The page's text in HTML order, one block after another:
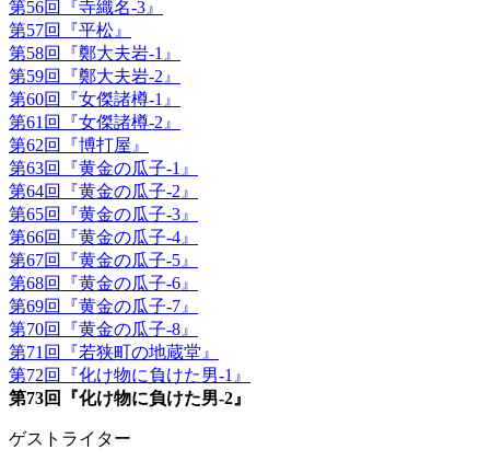
第56回『寺織名-3』
第57回『平松』
第58回『鄭大夫岩-1』
第59回『鄭大夫岩-2』
第60回『女傑諸樽-1』
第61回『女傑諸樽-2』
第62回『博打屋』
第63回『黄金の瓜子-1』
第64回『黄金の瓜子-2』
第65回『黄金の瓜子-3』
第66回『黄金の瓜子-4』
第67回『黄金の瓜子-5』
第68回『黄金の瓜子-6』
第69回『黄金の瓜子-7』
第70回『黄金の瓜子-8』
第71回『若狭町の地蔵堂』
第72回『化け物に負けた男-1』
第73回『化け物に負けた男-2』
ゲストライター